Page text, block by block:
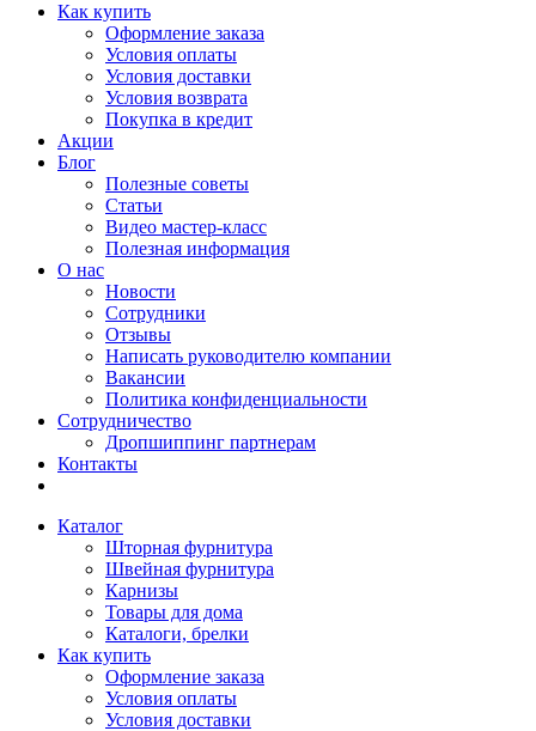
Как купить
Оформление заказа
Условия оплаты
Условия доставки
Условия возврата
Покупка в кредит
Акции
Блог
Полезные советы
Статьи
Видео мастер-класс
Полезная информация
О нас
Новости
Сотрудники
Отзывы
Написать руководителю компании
Вакансии
Политика конфиденциальности
Сотрудничество
Дропшиппинг партнерам
Контакты
Каталог
Шторная фурнитура
Швейная фурнитура
Карнизы
Товары для дома
Каталоги, брелки
Как купить
Оформление заказа
Условия оплаты
Условия доставки